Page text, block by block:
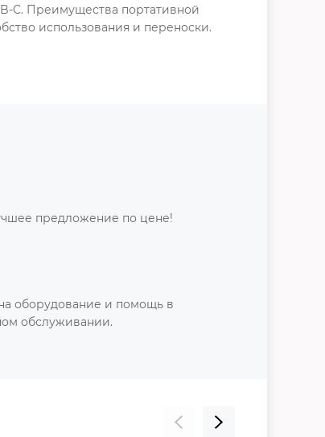
C. Преимущества портативной
использования и переноски.
предложение по цене!
оборудование и помощь в
обслуживании.